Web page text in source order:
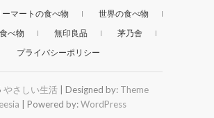
ーマートの食べ物
世界の食べ物
べ物
無印良品
茅乃舎
プライバシーポリシー
やさしい生活| Designed by: Theme
| Powered by:WordPress